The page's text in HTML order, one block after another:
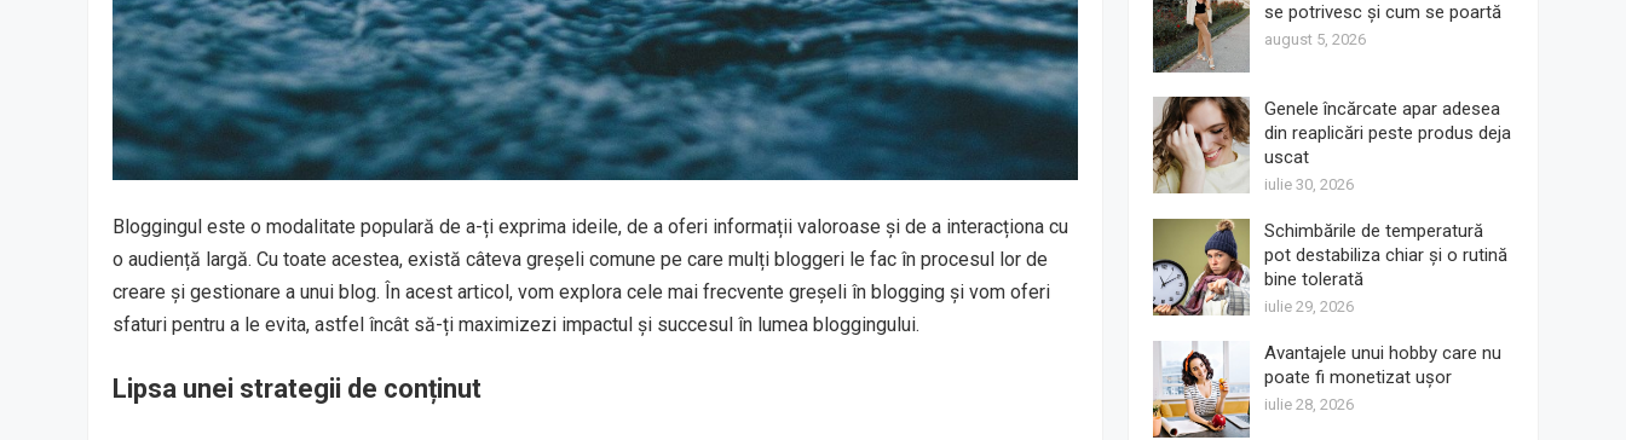
Bloggingul este o modalitate populară de a-ți exprima ideile, de a oferi informații valoroase și de a interacționa cu
o audiență largă. Cu toate acestea, există câteva greșeli comune pe care mulți bloggeri le fac în procesul lor de
creare și gestionare a unui blog. În acest articol, vom explora cele mai frecvente greșeli în blogging și vom oferi
sfaturi pentru a le evita, astfel încât să-ți maximizezi impactul și succesul în lumea bloggingului.
Lipsa unei strategii de conținut
se potrivesc și cum se poartă
august 5, 2026
Genele încărcate apar adesea
din reaplicări peste produs deja
uscat
iulie 30, 2026
Schimbările de temperatură
pot destabiliza chiar și o rutină
bine tolerată
iulie 29, 2026
Avantajele unui hobby care nu
poate fi monetizat ușor
iulie 28, 2026